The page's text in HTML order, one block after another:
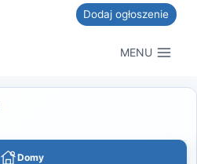
Dodaj ogłoszenie
MENU
Domy